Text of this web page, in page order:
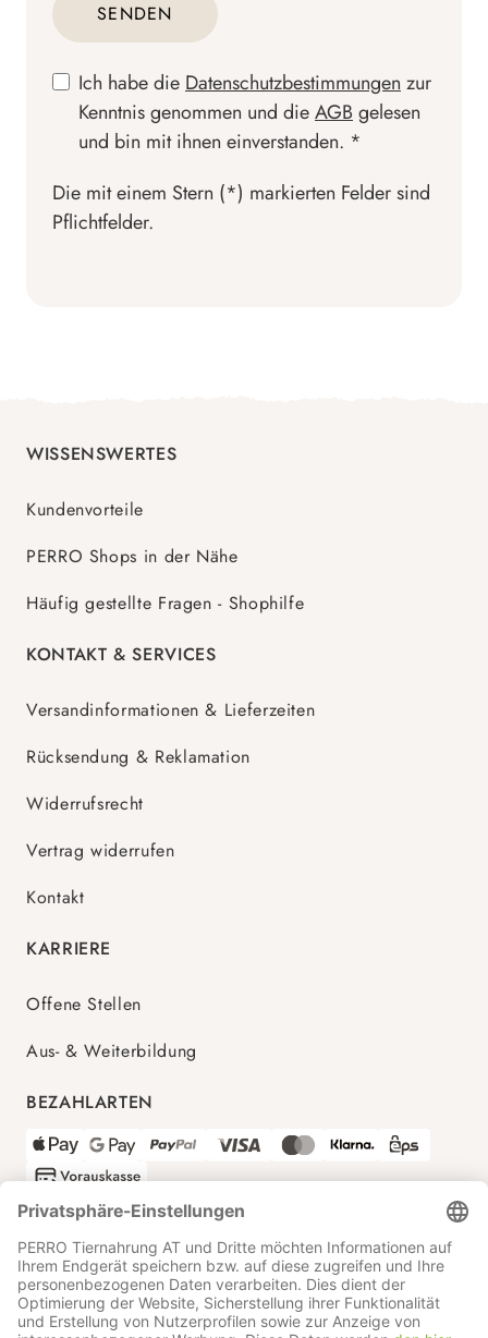
SENDEN
Ich habe die Datenschutzbestimmungen zur
Kenntnis genommen und dieAGB gelesen
und bin mit ihnen einverstanden. *
Die mit einem Stern (*) markierten Felder sind
Pflichtfelder.
WISSENSWERTES
Kundenvorteile
PERRO Shops in der Nähe
Häufig gestellte Fragen - Shophilfe
KONTAKT & SERVICES
Versandinformationen & Lieferzeiten
Rücksendung & Reklamation
Widerrufsrecht
Vertrag widerrufen
Kontakt
KARRIERE
Offene Stellen
Aus- & Weiterbildung
BEZAHLARTEN
VERSANDPARTNER